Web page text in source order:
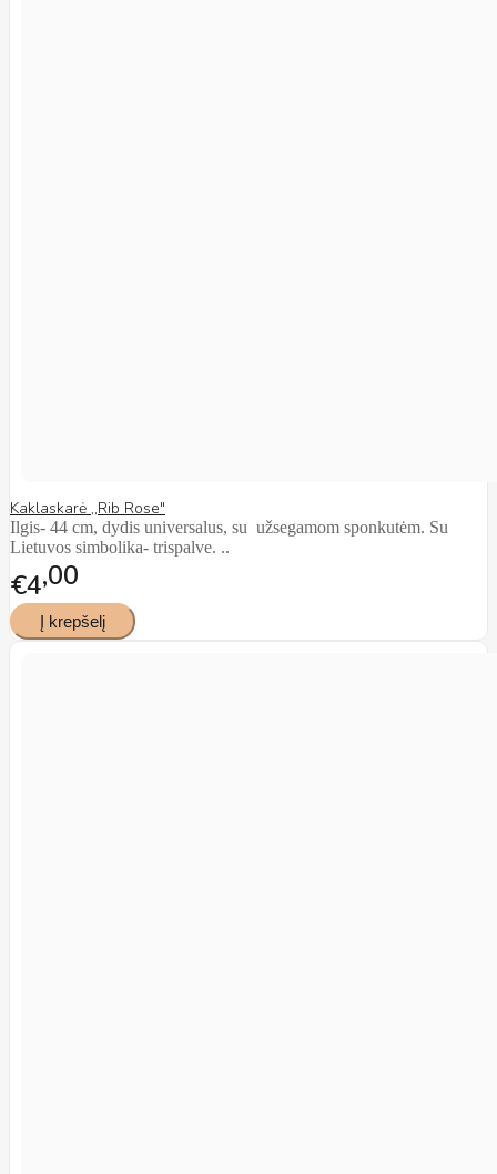
Kaklaskarė ,,Rib Rose"
Ilgis- 44 cm, dydis universalus, su užsegamom sponkutėm. Su
Lietuvos simbolika- trispalve. ..
€4 00